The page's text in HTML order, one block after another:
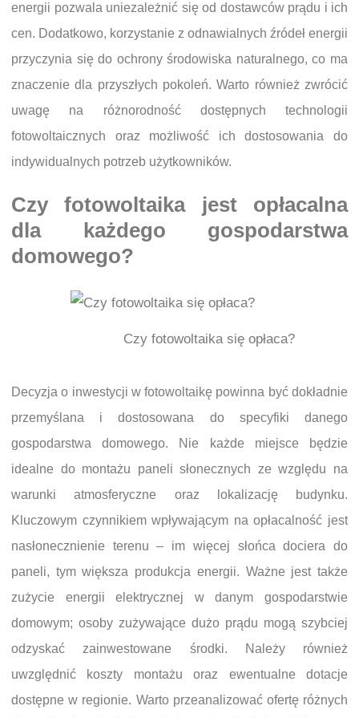
energii pozwala uniezależnić się od dostawców prądu i ich
cen. Dodatkowo, korzystanie z odnawialnych źródeł energii
przyczynia się do ochrony środowiska naturalnego, co ma
znaczenie dla przyszłych pokoleń. Warto również zwrócić
uwagę na różnorodność dostępnych technologii
fotowoltaicznych oraz możliwość ich dostosowania do
indywidualnych potrzeb użytkowników.
Czy fotowoltaika jest opłacalna
dla każdego gospodarstwa
domowego?
Czy fotowoltaika się opłaca?
Decyzja o inwestycji w fotowoltaikę powinna być dokładnie
przemyślana i dostosowana do specyfiki danego
gospodarstwa domowego. Nie każde miejsce będzie
idealne do montażu paneli słonecznych ze względu na
warunki atmosferyczne oraz lokalizację budynku.
Kluczowym czynnikiem wpływającym na opłacalność jest
nasłonecznienie terenu – im więcej słońca dociera do
paneli, tym większa produkcja energii. Ważne jest także
zużycie energii elektrycznej w danym gospodarstwie
domowym; osoby zużywające dużo prądu mogą szybciej
odzyskać zainwestowane środki. Należy również
uwzględnić koszty montażu oraz ewentualne dotacje
dostępne w regionie. Warto przeanalizować ofertę różnych